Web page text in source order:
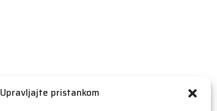
Upravljajte pristankom
rujan 2018